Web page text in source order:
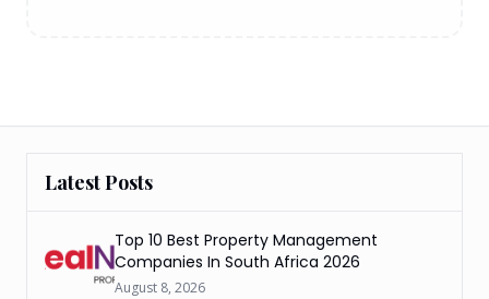
Latest Posts
Top 10 Best Property Management
Companies In South Africa 2026
August 8, 2026